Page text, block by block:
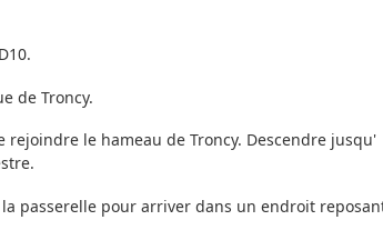
de Troncy.
le hameau de Troncy. Descendre jusqu'
passerelle pour arriver dans un endroit